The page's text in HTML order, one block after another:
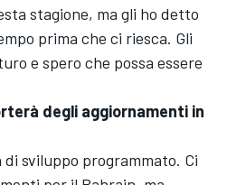
stagione, ma gli ho detto
prima che ci riesca. Gli
e spero che possa essere
degli aggiornamenti in
di sviluppo programmato. Ci